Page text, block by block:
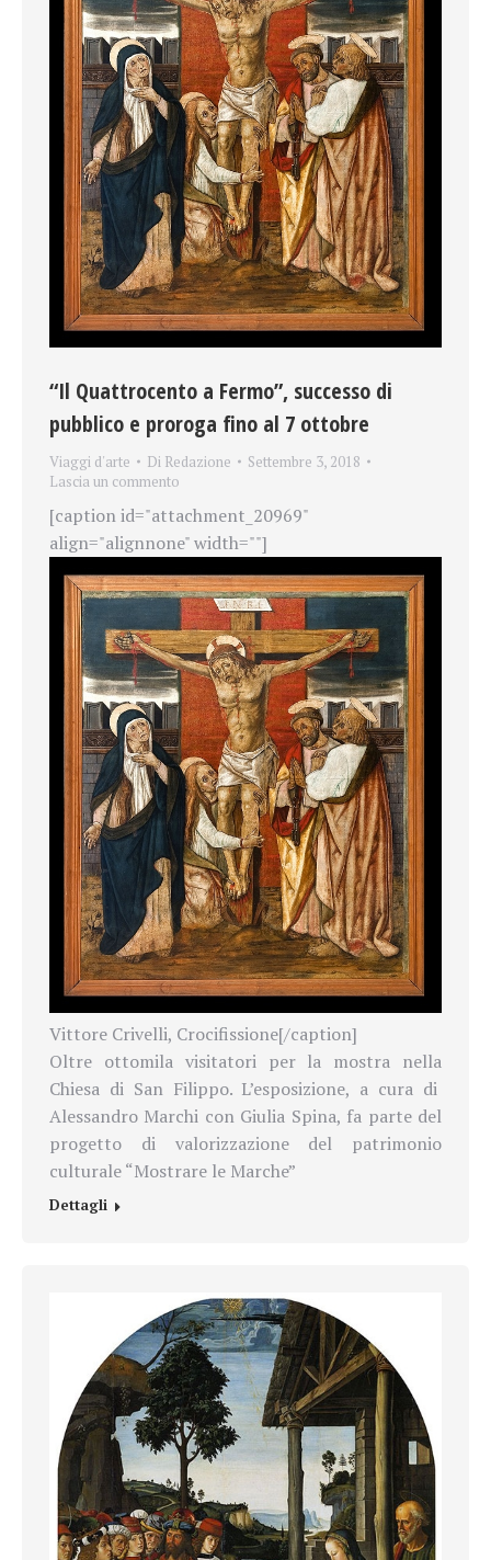
“Il Quattrocento a Fermo”, successo di
pubblico e proroga fino al 7 ottobre
Viaggi d'arte Di Redazione
Settembre 3, 2018
Lascia un commento
[caption id="attachment_20969"
align="alignnone" width=""]
Vittore Crivelli, Crocifissione[/caption]
Oltre ottomila visitatori per la mostra nella
Chiesa di San Filippo. L’esposizione, a cura di
Alessandro Marchi con Giulia Spina, fa parte del
progetto di valorizzazione del patrimonio
culturale “Mostrare le Marche”
Dettagli